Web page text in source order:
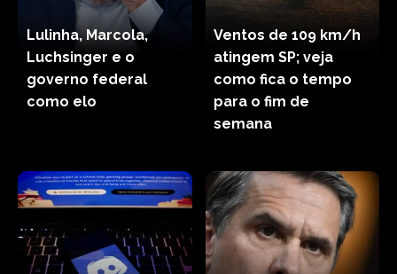
Lulinha, Marcola,
Luchsinger e o
governo federal
como elo
Ventos de 109 km/h
atingem SP; veja
como fica o tempo
para o fim de
semana